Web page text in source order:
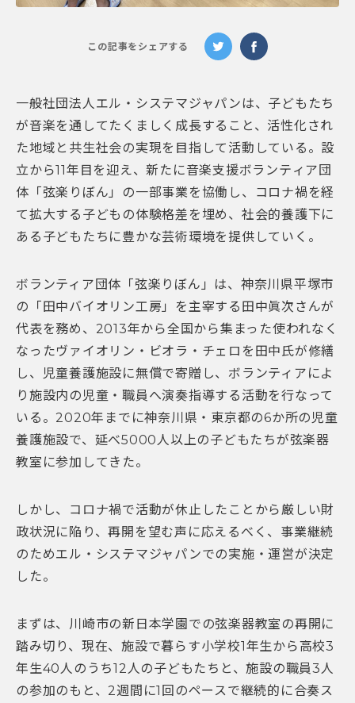
この記事をシェアする
一般社団法人エル・システマジャパンは、子どもたち
が音楽を通してたくましく成長すること、 活性化され
た地域と共生社会の実現を目指して活動している。設
立から11年目を迎え、新たに音楽支援ボランテ ィア団
体「弦楽りぼん」の一部事業を協働し、コロナ禍を経
て拡大する子どもの体験格差を埋め、 社会的養護下に
ある子どもたちに豊かな芸術環境を提供していく。
ボランティア団体「弦楽りぼん」は、神奈川県平塚市
の「田中バイオリン工房」
を主宰する田中眞次さんが
代表を務め、 2013年から全国から集まった使われなく
なったヴァイオリン・ビオラ・ チェロを田中氏が修繕
し、児童養護施設に無償で寄贈し、 ボランティアによ
り施設内の児童・職員へ演奏指導する活動を行なって
いる。 2020年までに神奈川県・東京都の6か所の児童
養護施設で、延べ5000人以上の子ども たちが弦楽器
教室に参加してきた。
しかし、コロナ禍で活動が休止したことから厳しい財
政状況に陥り、再開を望む声に応えるべく、事業継続
のためエル・システマジャパンでの実施・運営が決定
した。
まずは、 川崎市の新日本学園での弦楽器教室の再開に
踏み切り、現在、施設で暮らす小学校1年生から高校3
年生40人のうち12人の子どもたちと、施設の職員3人
の参加のもと、 2週間に1 回のペースで継続的に合奏ス